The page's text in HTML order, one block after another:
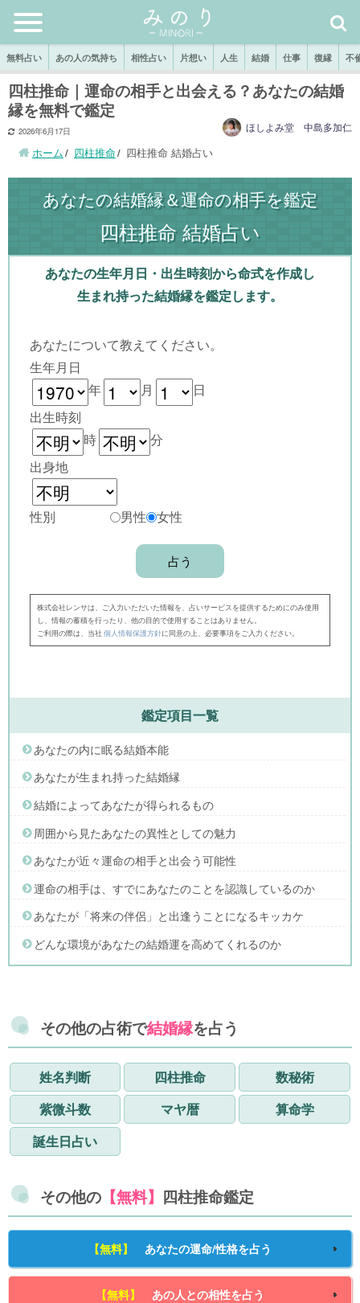
無料占い あの人の気持ち 相性占い 片想い 人生 結婚 仕事 復縁 不
四柱推命｜運命の相手と出会える？あなたの結婚
縁を無料で鑑定
2026年6月17日 ほしよみ堂 中島多加仁
ホーム 四柱推命 四柱推命 結婚占い
あなたの結婚縁＆運命の相手を鑑定
四柱推命 結婚占い
あなたの生年月日・出生時刻から命式を作成し
生まれ持った結婚縁を鑑定します。
あなたについて教えてください。
生年月日
年
月
日
出生時刻
時
分
出身地
性別 男性 女性
株式会社レンサは、ご入力いただいた情報を、占いサービスを提供するためにのみ使用
し、情報の蓄積を行ったり、他の目的で使用することはありません。
ご利用の際は、当社 個人情報保護方針に同意の上、必要事項をご入力ください。
鑑定項目一覧
あなたの内に眠る結婚本能
あなたが生まれ持った結婚縁
結婚によってあなたが得られるもの
周囲から見たあなたの異性としての魅力
あなたが近々運命の相手と出会う可能性
運命の相手は、すでにあなたのことを認識しているのか
あなたが「将来の伴侶」と出逢うことになるキッカケ
どんな環境があなたの結婚運を高めてくれるのか
その他の占術で結婚縁を占う
姓名判断 四柱推命
数秘術
紫微斗数
マヤ暦
算命学
誕生日占い
その他の 【無料】 四柱推命鑑定
【無料】 あなたの運命/性格を占う
【無料】 あの人との相性を占う